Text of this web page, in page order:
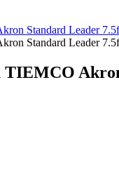
Standard Leader
Standard Leader
TIEMCO